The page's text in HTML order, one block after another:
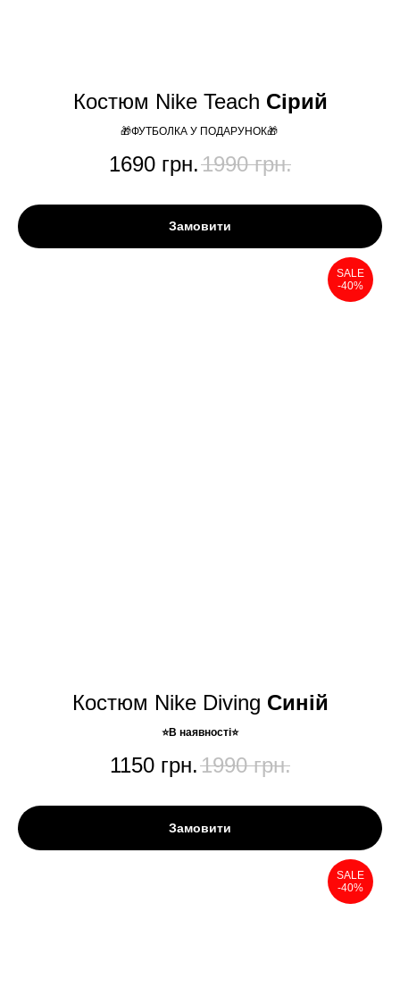
Костюм Nike Teach Сірий
🎁ФУТБОЛКА У ПОДАРУНОК🎁
1690 грн.1990 грн.
Замовити
SALE
-40%
Костюм Nike Diving Синій
⭐️В наявності⭐️
1150 грн.1990 грн.
Замовити
SALE
-40%